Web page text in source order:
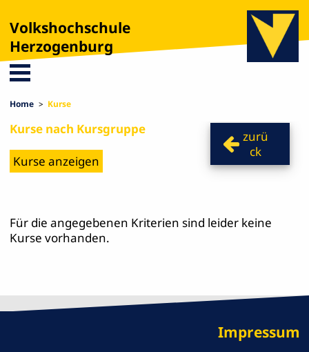
Volkshochschule
Herzogenburg
Home Kurse
zurü
ck
Kurse nach Kursgruppe
Für die angegebenen Kriterien sind leider keine
Kurse vorhanden.
Impressum